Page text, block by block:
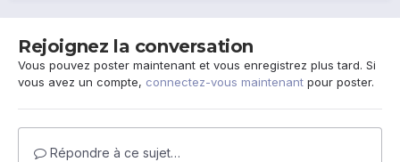
Rejoignez la conversation
Vous pouvez poster maintenant et vous enregistrez plus tard. Si
vous avez un compte, connectez-vous maintenant pour poster.
Répondre à ce sujet…